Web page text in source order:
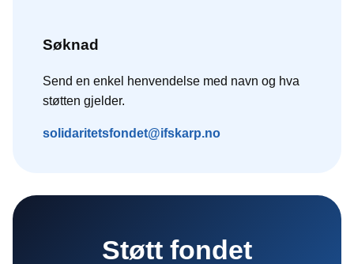
Søknad
Send en enkel henvendelse med navn og hva
støtten gjelder.
solidaritetsfondet@ifskarp.no
Støtt fondet